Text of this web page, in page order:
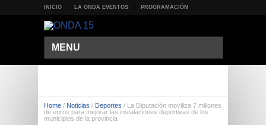
INICIO LA ONDA EVENTOS PROGRAMACIÓN
MENU
Home / Noticias / Deportes / La Diputación moviliza 7 millones
de euros para mejorar las instalaciones deportivas de los
municipios de la provincia